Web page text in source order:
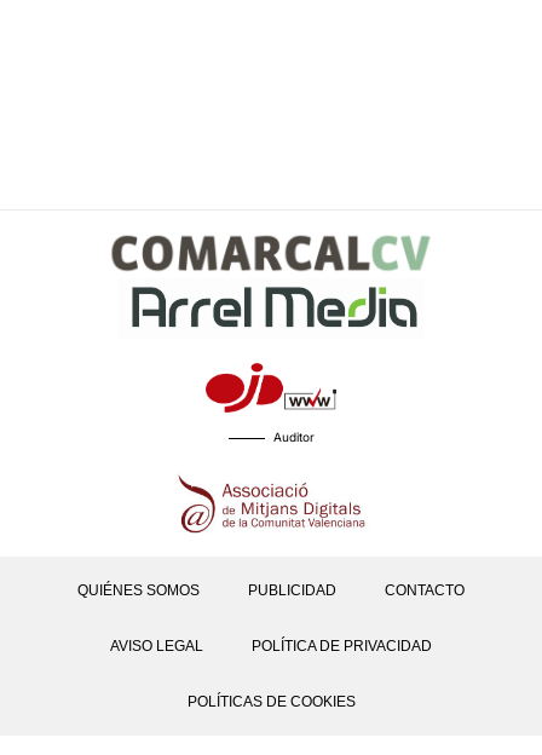
Auditor
QUIÉNES SOMOS PUBLICIDAD CONTACTO
AVISO LEGAL POLÍTICA DE PRIVACIDAD
POLÍTICAS DE COOKIES